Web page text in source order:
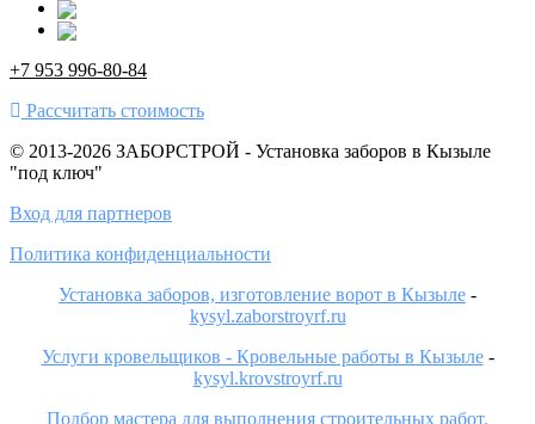
+7 953 996-80-84
Рассчитать стоимость
© 2013-2026 ЗАБОРСТРОЙ - Установка заборов в Кызыле
"под ключ"
Вход для партнеров
Политика конфиденциальности
Установка заборов, изготовление ворот в Кызыле -
kysyl.zaborstroyrf.ru
Услуги кровельщиков - Кровельные работы в Кызыле-
kysyl.krovstroyrf.ru
Подбор мастера для выполнения строительных работ.